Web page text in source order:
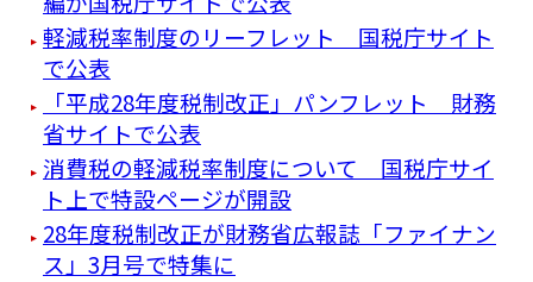
軽減税率制度のリーフレット 国税庁サイト
で公表
「平成28年度税制改正」パンフレット 財務
省サイトで公表
消費税の軽減税率制度について 国税庁サイ
ト上で特設ページが開設
28年度税制改正が財務省広報誌「ファイナン
ス」3月号で特集に